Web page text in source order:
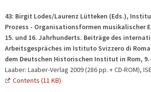
43: Birgit Lodes/Laurenz Lütteken (Eds.),
Prozess - Organisationsformen musikalischer
15. und 16. Jahrhunderts. Beiträge des
Arbeitsgespräches im Istituto Svizzero di
dem Deutschen Historischen Institut in Rom,
Laaber: Laaber-Verlag 2009 (286 pp. + CD-ROM),
Contents (11 KB)